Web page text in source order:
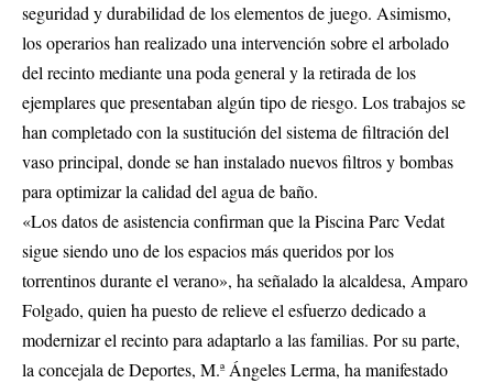
seguridad y durabilidad de los elementos de juego. Asimismo,
los operarios han realizado una intervención sobre el arbolado
del recinto mediante una poda general y la retirada de los
ejemplares que presentaban algún tipo de riesgo. Los trabajos se
han completado con la sustitución del sistema de filtración del
vaso principal, donde se han instalado nuevos filtros y bombas
para optimizar la calidad del agua de baño.
«Los datos de asistencia confirman que la Piscina Parc Vedat
sigue siendo uno de los espacios más queridos por los
torrentinos durante el verano», ha señalado la alcaldesa, Amparo
Folgado, quien ha puesto de relieve el esfuerzo dedicado a
modernizar el recinto para adaptarlo a las familias. Por su parte,
la concejala de Deportes, M.ª Ángeles Lerma, ha manifestado